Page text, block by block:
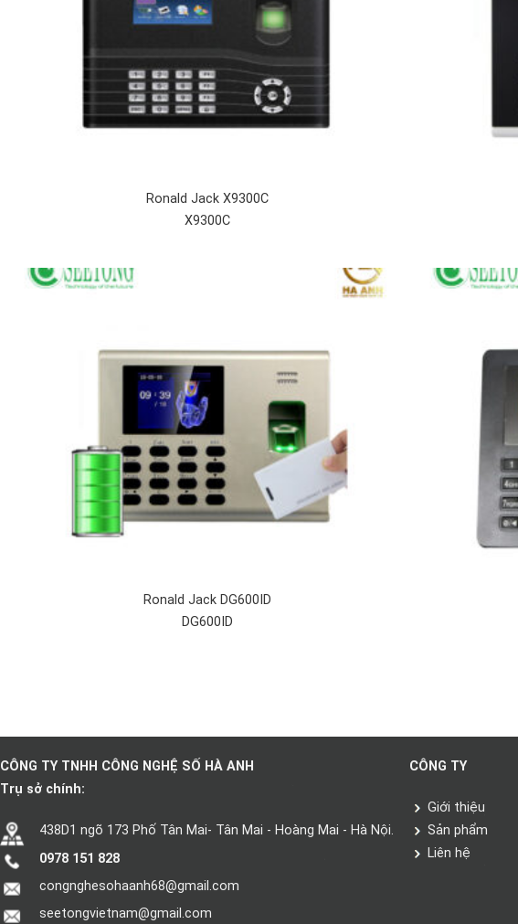
Ronald Jack X9300C
X9300C
Ronald Jack DG600ID
DG600ID
CÔNG TY TNHH CÔNG NGHỆ SỐ HÀ ANH
Trụ sở chính:
438D1 ngõ 173 Phố Tân Mai- Tân Mai - Hoàng Mai - Hà Nội.
0978 151 828
congnghesohaanh68@gmail.com
seetongvietnam@gmail.com
CÔNG TY
Giới thiệu
Sản phẩm
Liên hệ